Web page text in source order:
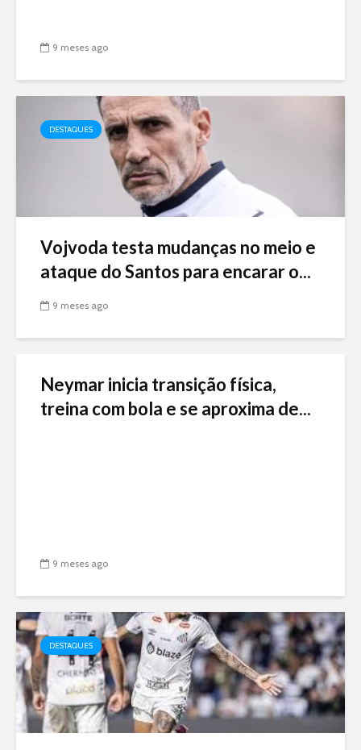
9 meses ago
DESTAQUES
Vojvoda testa mudanças no meio e
ataque do Santos para encarar o...
9 meses ago
Neymar inicia transição física,
treina com bola e se aproxima de...
9 meses ago
DESTAQUES